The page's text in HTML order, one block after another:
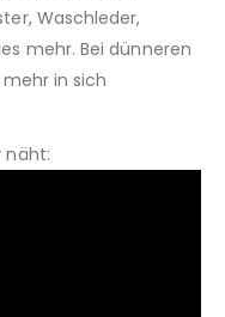
Waschleder,
mehr. Bei dünneren
in sich
näht: